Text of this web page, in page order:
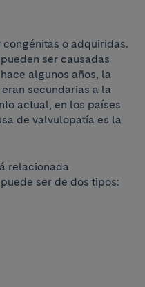
o adquiridas.
ser causadas
algunos años, la
secundarias a la
actual, en los países
de valvulopatía es la
relacionada
ser de dos tipos: